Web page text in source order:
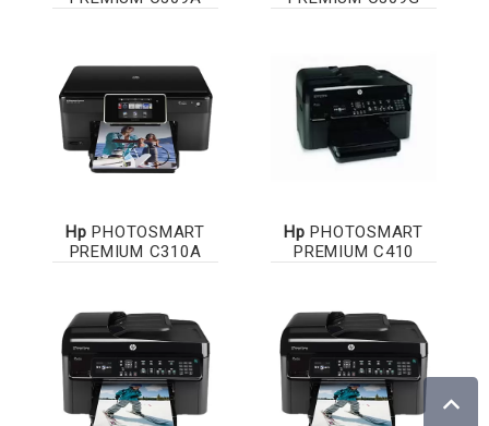
Hp PHOTOSMART
PREMIUM C310A
Hp PHOTOSMART
PREMIUM C410